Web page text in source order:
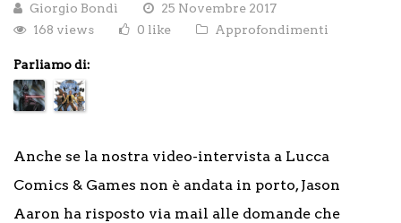
Giorgio Bondì
25 Novembre 2017
168 views
0 like Approfondimenti
Parliamo di:
Anche se la nostra video-intervista a Lucca
Comics & Games non è andata in porto, Jason
Aaron ha risposto via mail alle domande che